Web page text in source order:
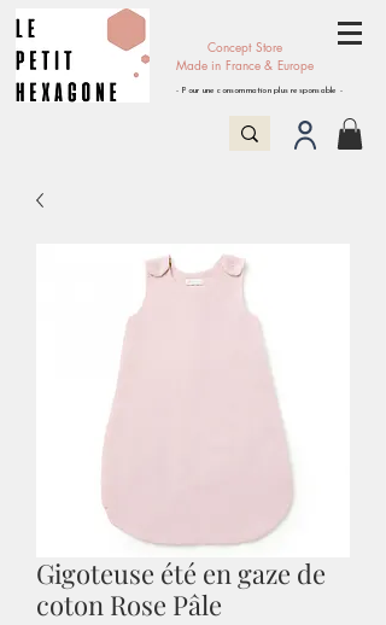
Concept Store
Made in France & Europe
- Pour une consommation plus responsable -
Gigoteuse été en gaze de
coton Rose Pâle